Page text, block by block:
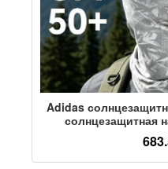
Adidas
солнцезащитная
велоспорта на
легкий